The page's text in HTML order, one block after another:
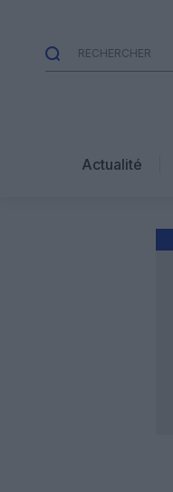
Actualité